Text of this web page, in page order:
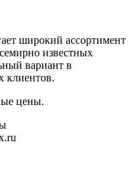
широкий ассортимент
известных
вариант в
клиентов.
цены.